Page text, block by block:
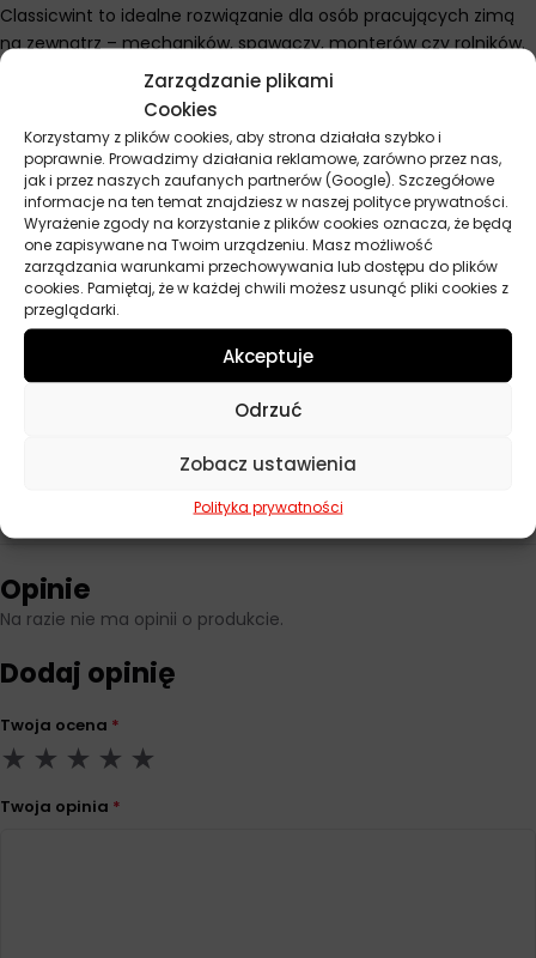
Zarządzanie plikami
Cookies
Korzystamy z plików cookies, aby strona działała szybko i
poprawnie. Prowadzimy działania reklamowe, zarówno przez nas,
jak i przez naszych zaufanych partnerów (Google). Szczegółowe
informacje na ten temat znajdziesz w naszej polityce prywatności.
Wyrażenie zgody na korzystanie z plików cookies oznacza, że będą
one zapisywane na Twoim urządzeniu. Masz możliwość
zarządzania warunkami przechowywania lub dostępu do plików
cookies. Pamiętaj, że w każdej chwili możesz usunąć pliki cookies z
przeglądarki.
Akceptuje
Odrzuć
Zobacz ustawienia
Polityka prywatności
Classicwint to idealne rozwiązanie dla osób pracujących zimą
na zewnątrz – mechaników, spawaczy, monterów czy rolników.
Największym wyzwaniem w zimowych rękawicach roboczych
jest połączenie ciepła z precyzją – te rękawice świetnie to
rozwiązują. Sprawdzają się przy wymianie kół, naprawach w
garażu czy pracach budowlanych w mrozie. Wodoodporność to
kluczowa cecha – mokre rękawice zimą to katastrofa.
Sprawdzaj izolację po każdym sezonie – może się przesunąć lub
uszkodzić. Nie suszyj na kaloryferze czy przy piecu – może
uszkodzić materiały. Dobrej jakości rękawice zimowe to
inwestycja na lata – warto kupić raz porządne niż co roku
wymieniać tanie.
Parametry techniczne
Opinie
Na razie nie ma opinii o produkcie.
Dodaj opinię
Twoja ocena *
Twoja opinia *